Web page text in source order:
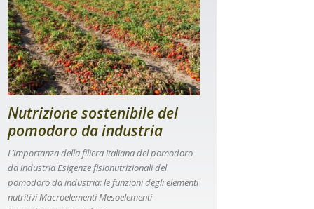
Nutrizione sostenibile del
pomodoro da industria
L’importanza della filiera italiana del pomodoro
da industria Esigenze fisionutrizionali del
pomodoro da industria: le funzioni degli elementi
nutritivi Macroelementi Mesoelementi